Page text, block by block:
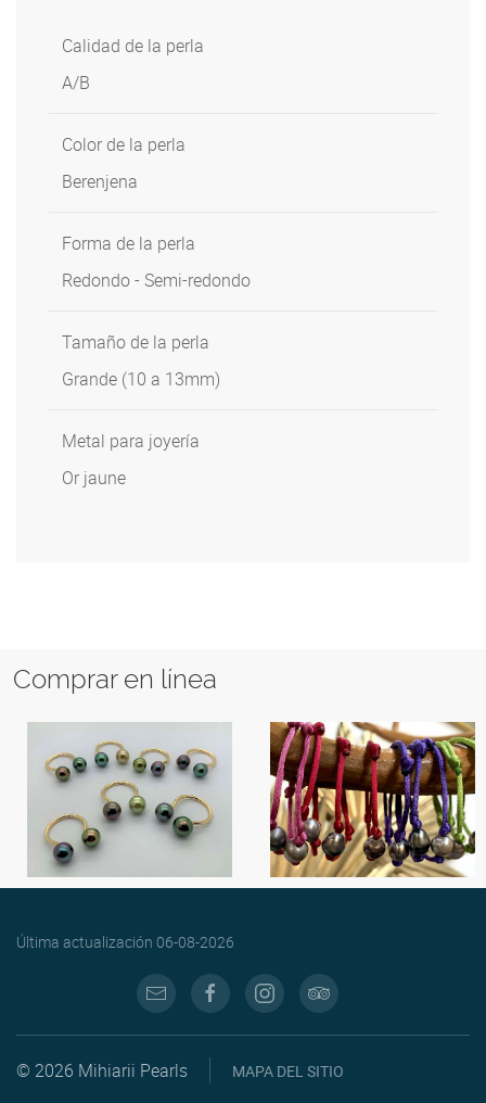
Calidad de la perla
A/B
Color de la perla
Berenjena
Forma de la perla
Redondo - Semi-redondo
Tamaño de la perla
Grande (10 a 13mm)
Metal para joyería
Or jaune
Comprar en línea
Última actualización 06-08-2026
© 2026 Mihiarii Pearls
MAPA DEL SITIO